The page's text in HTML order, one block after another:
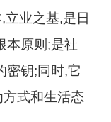
立业之基,是日
本原则;是社
密钥;同时,它
式和生活态